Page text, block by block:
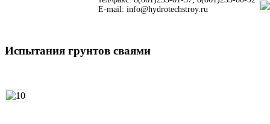
E-mail: info@hydrotechstroy.ru
Испытания грунтов сваями